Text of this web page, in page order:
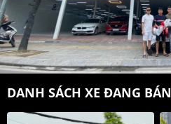
DANH SÁCH XE ĐANG BÁN